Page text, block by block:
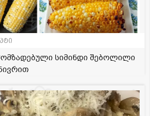
სიმინდი შებოლილი